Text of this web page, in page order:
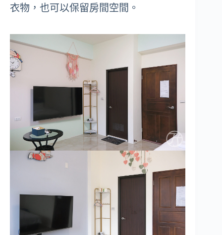
衣物，也可以保留房間空間。